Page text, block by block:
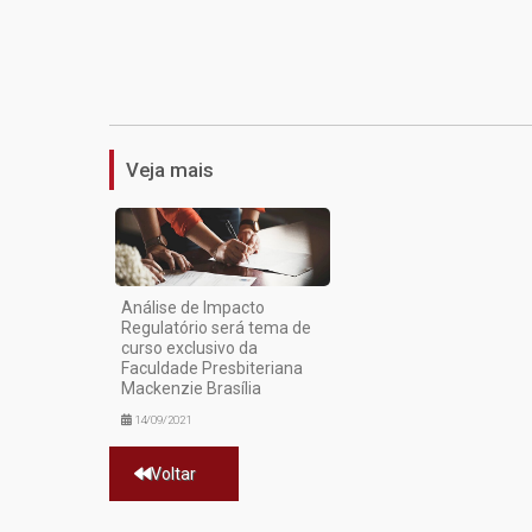
Veja mais
Análise de Impacto
Regulatório será tema de
curso exclusivo da
Faculdade Presbiteriana
Mackenzie Brasília
14/09/2021
Voltar